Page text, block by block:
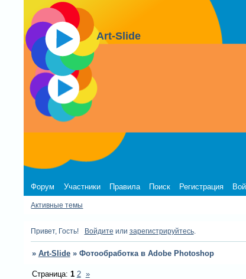
Art-Slide
Форум Участники Правила Поиск Регистрация
Активные темы
Привет, Гость! Войдите или зарегистрируйтесь.
» Art-Slide » Фотообработка в Adobe Photoshop
Страница: 1 2 »